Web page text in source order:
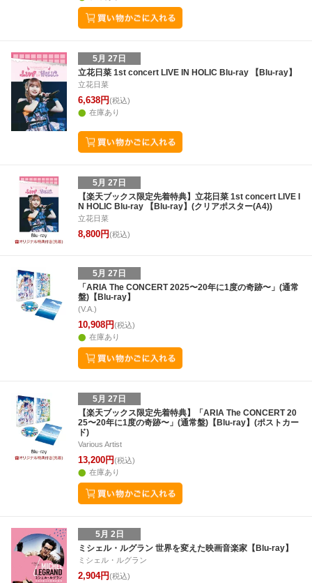
5月 27日
立花日菜 1st concert LIVE IN HOLIC Blu-ray 【Blu-ray】
立花日菜
6,638円(税込)
在庫あり
5月 27日
【楽天ブックス限定先着特典】立花日菜 1st concert LIVE I
N HOLIC Blu-ray 【Blu-ray】(クリアポスター(A4))
立花日菜
8,800円(税込)
5月 27日
「ARIA The CONCERT 2025〜20年に1度の奇跡〜」(通常
盤)【Blu-ray】
(V.A.)
10,908円(税込)
在庫あり
5月 27日
【楽天ブックス限定先着特典】「ARIA The CONCERT 20
25〜20年に1度の奇跡〜」(通常盤)【Blu-ray】(ポストカー
ド)
Various Artist
13,200円(税込)
在庫あり
5月 2日
ミシェル・ルグラン 世界を変えた映画音楽家【Blu-ray】
ミシェル・ルグラン
2,904円(税込)